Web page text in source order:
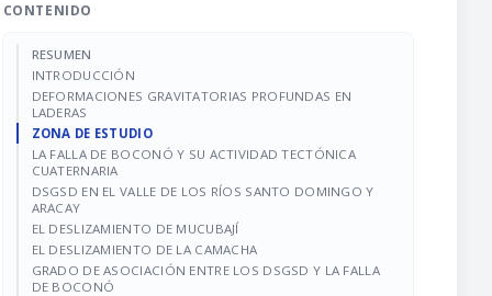
CONTENIDO
RESUMEN
INTRODUCCIÓN
DEFORMACIONES GRAVITATORIAS PROFUNDAS EN
LADERAS
ZONA DE ESTUDIO
LA FALLA DE BOCONÓ Y SU ACTIVIDAD TECTÓNICA
CUATERNARIA
DSGSD EN EL VALLE DE LOS RÍOS SANTO DOMINGO Y
ARACAY
EL DESLIZAMIENTO DE MUCUBAJÍ
EL DESLIZAMIENTO DE LA CAMACHA
GRADO DE ASOCIACIÓN ENTRE LOS DSGSD Y LA FALLA
DE BOCONÓ